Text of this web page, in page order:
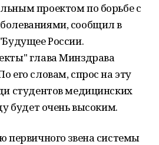
проектом по борьбе с
сообщил в
России.
глава Минздрава
его словам, спрос на эту
студентов медицинских
будет очень высоким.
первичного звена системы